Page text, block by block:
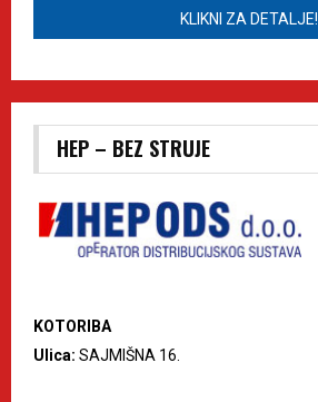
KLIKNI ZA DETALJE!
HEP – BEZ STRUJE
KOTORIBA
Ulica: SAJMIŠNA 16.